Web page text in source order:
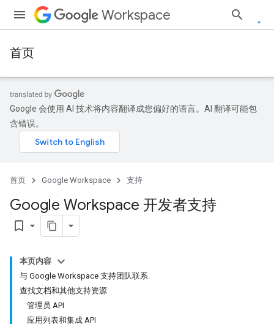
Workspace
首页
Google 会使用 AI 技术将内容翻译成您偏好的语言。AI 翻译可能包
含错误。
首页 Google Workspace 支持
Google Workspace 开发者支持
bookmark_border
本页内容
与 Google Workspace 支持团队联系
查找文档和其他支持资源
管理员 API
应用列表和集成 API